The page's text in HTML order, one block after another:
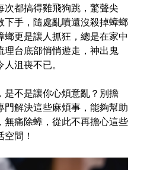
次都搞得雞飛狗跳，驚聲尖
下手，隨處亂噴還沒殺掉蟑螂
螂更是讓人抓狂，總是在家中
理台底部悄悄遊走，神出鬼
沮喪不已。
是不是讓你心煩意亂？別擔
門解決這些麻煩事，能夠幫助
無痛除蟑，從此不再擔心這些
間！